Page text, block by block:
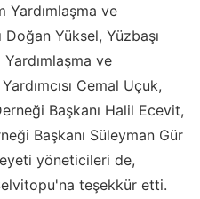
Yardımlaşma ve
Doğan Yüksel, Yüzbaşı
ve
Cemal Uçuk,
Başkanı Halil Ecevit,
Başkanı Süleyman Gür
yöneticileri de,
teşekkür etti.